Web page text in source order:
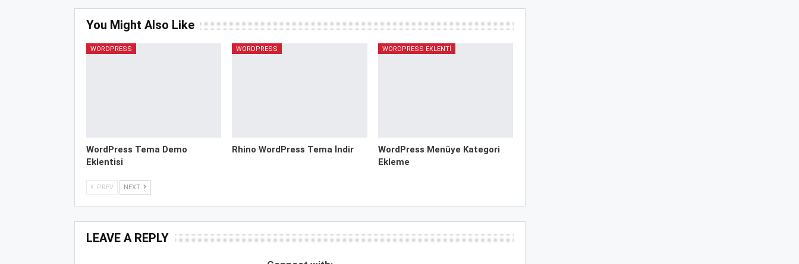
You Might Also Like
WORDPRESS
WordPress Tema Demo
Eklentisi
WORDPRESS
Rhino WordPress Tema İndir
WORDPRESS EKLENTI
WordPress Menüye Kategori
Ekleme
PREV NEXT
LEAVE A REPLY